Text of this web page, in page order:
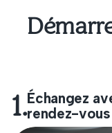
1.Échangez
rendez-